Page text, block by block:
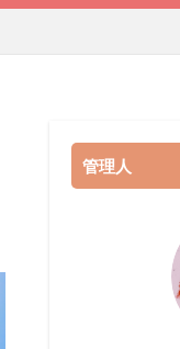
管理人